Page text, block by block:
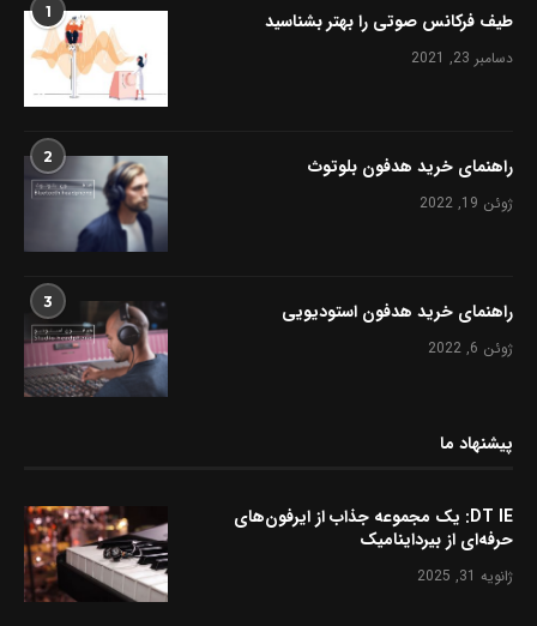
1 طیف فرکانس صوتی را بهتر بشناسید
دسامبر 23, 2021
2 راهنمای خرید هدفون بلوتوث
ژوئن 19, 2022
3 راهنمای خرید هدفون استودیویی
ژوئن 6, 2022
پیشنهاد ما
DT IE: یک مجموعه جذاب از ایرفون‌های
حرفه‌ای از بیرداینامیک
ژانویه 31, 2025